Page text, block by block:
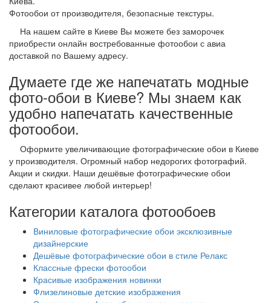
Фотообои от производителя, безопасные текстуры.
На нашем сайте в Киеве Вы можете без заморочек
приобрести онлайн востребованные фотообои с авиа
доставкой по Вашему адресу.
Думаете где же напечатать модные
фото-обои в Киеве? Мы знаем как
удобно напечатать качественные
фотообои.
Оформите увеличивающие фотографические обои в Киеве
у производителя. Огромный набор недорогих фотографий.
Акции и скидки. Наши дешёвые фотографические обои
сделают красивее любой интерьер!
Категории каталога фотообоев
Виниловые фотографические обои эксклюзивные
дизайнерские
Дешёвые фотографические обои в стиле Релакс
Классные фрески фотообои
Красивые изображения новинки
Флизелиновые детские изображения